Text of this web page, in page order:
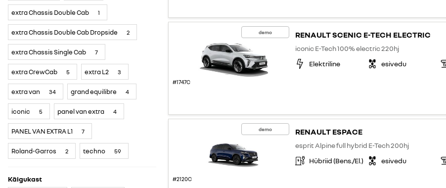
extra Chassis Double Cab 1
extra Chassis Double Cab Dropside 2
extra Chassis Single Cab 7
extra CrewCab 5 extra L2 3
extra van 34 grand equilibre 4
iconic 5 panel van extra 4
PANEL VAN EXTRA L1 7
Roland-Garros 2 techno 59
Käigukast
demo
#1747C
RENAULT SCENIC E-TECH ELECTRIC
iconic E-Tech 100% electric 220hj
Elektriline esivedu
demo
#2120C
RENAULT ESPACE
esprit Alpine full hybrid E-Tech 200hj
Hübriid (Bens./El.) esivedu